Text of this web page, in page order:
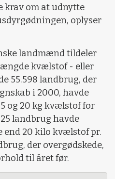
krav om at udnytte
oplyser
landmænd tildeler
kvælstof - eller
55.598 landbrug, der
i 2000, havde
og 20 kg kvælstof for
landbrug havde
end 20 kilo kvælstof pr.
der overgødskede,
til året før.